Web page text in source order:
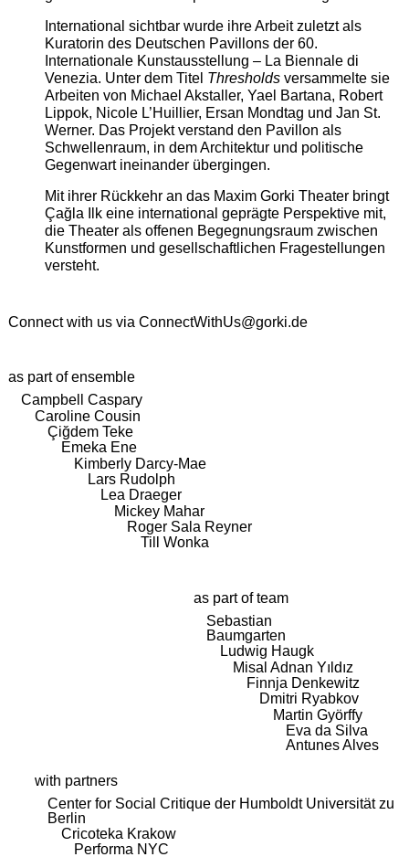
International sichtbar wurde ihre Arbeit zuletzt als
Kuratorin des Deutschen Pavillons der 60.
Internationale Kunstausstellung – La Biennale di
Venezia. Unter dem Titel Thresholdsversammelte sie
Arbeiten von Michael Akstaller, Yael Bartana, Robert
Lippok, Nicole L’Huillier, Ersan Mondtag und Jan St.
Werner. Das Projekt verstand den Pavillon als
Schwellenraum, in dem Architektur und politische
Gegenwart ineinander übergingen.
Mit ihrer Rückkehr an das Maxim Gorki Theater bringt
Çağla Ilk eine international geprägte Perspektive mit,
die Theater als offenen Begegnungsraum zwischen
Kunstformen und gesellschaftlichen Fragestellungen
versteht.
Connect with us via ConnectWithUs@gorki.de
as part of ensemble
Campbell Caspary
Caroline Cousin
Çiğdem Teke
Emeka Ene
Kimberly Darcy-Mae
Lars Rudolph
Lea Draeger
Mickey Mahar
Roger Sala Reyner
Till Wonka
as part of team
Sebastian
Baumgarten
Ludwig Haugk
Misal Adnan Yıldız
Finnja Denkewitz
Dmitri Ryabkov
Martin Györffy
Eva da Silva
Antunes Alves
with partners
Center for Social Critique der Humboldt Universität zu
Berlin
Cricoteka Krakow
Performa NYC